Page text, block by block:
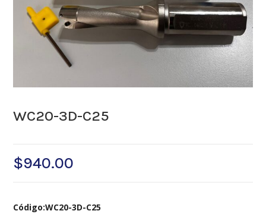
WC20-3D-C25
$940.00
Código:WC20-3D-C25